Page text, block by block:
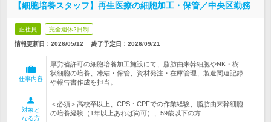
【細胞培養スタッフ】再生医療の細胞加工・保管／中央区勤務
正社員 完全週休2日制
情報更新日：2026/05/12 終了予定日： 2026/09/21
仕事内容
厚労省許可の細胞培養加工施設にて、脂肪由来幹細胞やNK・樹
状細胞の培養、凍結・保管、資材発注・在庫管理、製造関連記録
や報告書作成を担当。
対象と
なる方
＜必須＞高校卒以上、CPS・CPFでの作業経験、脂肪由来幹細胞
の培養経験（1年以上あれば尚可）、59歳以下の方